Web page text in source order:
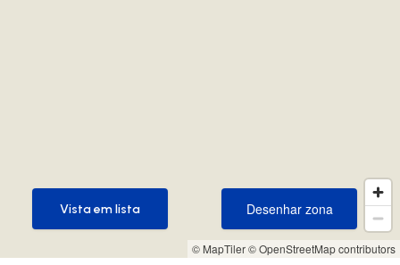
© MapTiler© OpenStreetMap contributors
Desenhar zona
Desenhar zona
Vista em lista
Vista em lista